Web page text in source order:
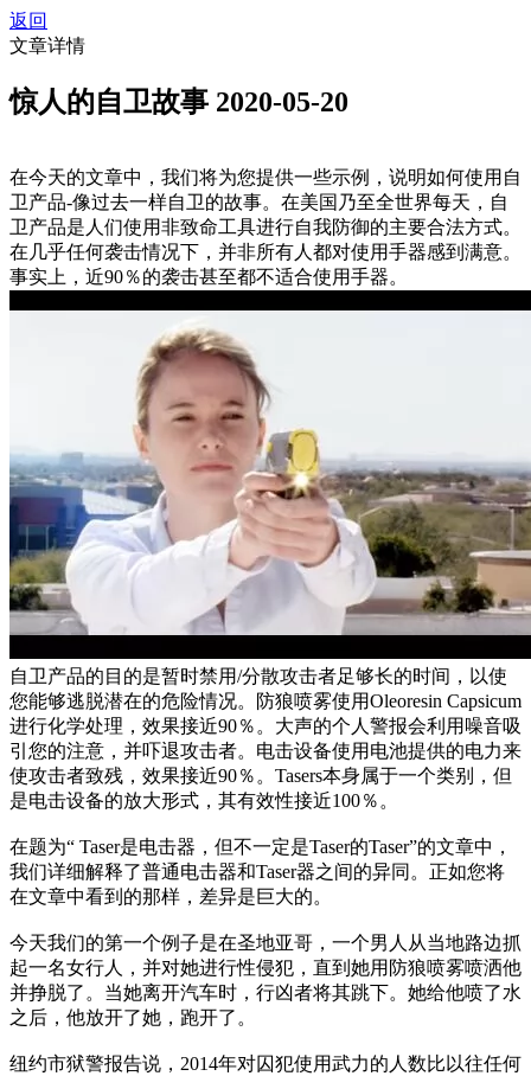
返回
文章详情
惊人的自卫故事 2020-05-20
在今天的文章中，我们将为您提供一些示例，说明如何使用自
卫产品-像过去一样自卫的故事。在美国乃至全世界每天，自
卫产品是人们使用非致命工具进行自我防御的主要合法方式。
在几乎任何袭击情况下，并非所有人都对使用手器感到满意。
事实上，近90％的袭击甚至都不适合使用手器。
自卫产品的目的是暂时禁用/分散攻击者足够长的时间，以使
您能够逃脱潜在的危险情况。防狼喷雾使用Oleoresin Capsicum
进行化学处理，效果接近90％。大声的个人警报会利用噪音吸
引您的注意，并吓退攻击者。电击设备使用电池提供的电力来
使攻击者致残，效果接近90％。Tasers本身属于一个类别，但
是电击设备的放大形式，其有效性接近100％。
在题为“ Taser是电击器，但不一定是Taser的Taser”的文章中，
我们详细解释了普通电击器和Taser器之间的异同。正如您将
在文章中看到的那样，差异是巨大的。
今天我们的第一个例子是在圣地亚哥，一个男人从当地路边抓
起一名女行人，并对她进行性侵犯，直到她用防狼喷雾喷洒他
并挣脱了。当她离开汽车时，行凶者将其跳下。她给他喷了水
之后，他放开了她，跑开了。
纽约市狱警报告说，2014年对囚犯使用武力的人数比以往任何